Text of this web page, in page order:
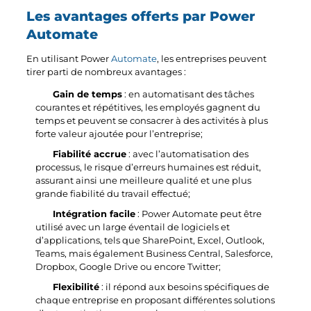
Les avantages offerts par Power
Automate
En utilisant PowerAutomate, les entreprises peuvent
tirer parti de nombreux avantages :
Gain de temps : en automatisant des tâches
courantes et répétitives, les employés gagnent du
temps et peuvent se consacrer à des activités à plus
forte valeur ajoutée pour l’entreprise;
Fiabilité accrue : avec l’automatisation des
processus, le risque d’erreurs humaines est réduit,
assurant ainsi une meilleure qualité et une plus
grande fiabilité du travail effectué;
Intégration facile : Power Automate peut être
utilisé avec un large éventail de logiciels et
d’applications, tels que SharePoint, Excel, Outlook,
Teams, mais également Business Central, Salesforce,
Dropbox, Google Drive ou encore Twitter;
Flexibilité : il répond aux besoins spécifiques de
chaque entreprise en proposant différentes solutions